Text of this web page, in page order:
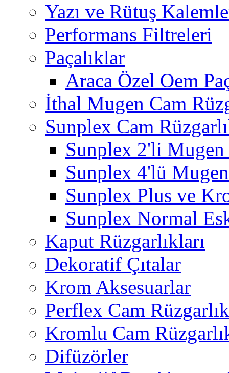
Yazı ve Rütuş
Performans Filtreleri
Paçalıklar
Araca Özel Oem
İthal Mugen Cam
Sunplex Cam
Sunplex 2'li Mugen
Sunplex 4'lü
Sunplex Plus ve
Sunplex Normal
Kaput Rüzgarlıkları
Dekoratif Çıtalar
Krom Aksesuarlar
Perflex Cam
Kromlu Cam
Difüzörler